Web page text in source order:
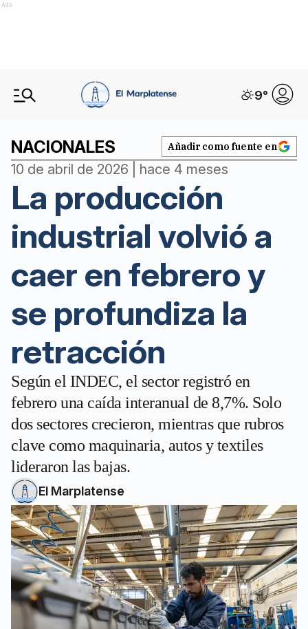
Ads
9°
NACIONALES Añadir como fuente en
10 de abril de 2026 | hace 4 meses
La producción
industrial volvió a
caer en febrero y
se profundiza la
retracción
Según el INDEC, el sector registró en
febrero una caída interanual de 8,7%. Solo
dos sectores crecieron, mientras que rubros
clave como maquinaria, autos y textiles
lideraron las bajas.
El Marplatense